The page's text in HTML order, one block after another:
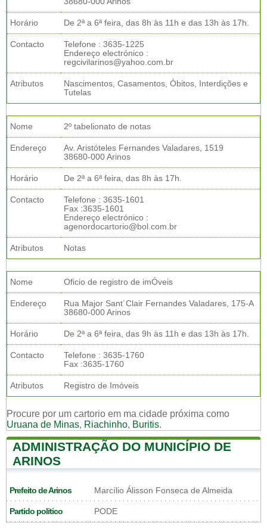
Horário De 2ª a 6ª feira, das 8h às 11h e das 13h às 17h.
Contacto
Telefone : 3635-1225
Endereço electrónico :
regcivilarinos@yahoo.com.br
Atributos
Nascimentos, Casamentos, Óbitos, Interdições e
Tutelas
Nome 2º tabelionato de notas
Endereço
Av. Aristóteles Fernandes Valadares, 1519
38680-000 Arinos
Horário De 2ª a 6ª feira, das 8h às 17h.
Contacto
Telefone : 3635-1601
Fax :3635-1601
Endereço electrónico :
agenordocartorio@bol.com.br
Atributos Notas
Nome Oficio de registro de imÓveis
Endereço
Rua Major Sant´Clair Fernandes Valadares, 175-A
38680-000 Arinos
Horário De 2ª a 6ª feira, das 9h às 11h e das 13h às 17h.
Contacto
Telefone : 3635-1760
Fax :3635-1760
Atributos Registro de Imóveis
Procure por um cartorio em ma cidade próxima como
Uruana de Minas, Riachinho, Buritis.
ADMINISTRAÇÃO DO MUNICÍPIO DE
ARINOS
Prefeito de Arinos Marcílio Álisson Fonseca de Almeida
Partido politico PODE